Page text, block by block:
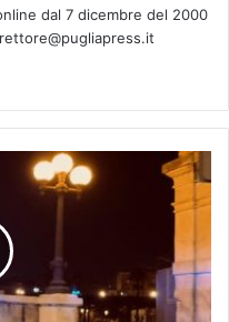
dal 7 dicembre del 2000